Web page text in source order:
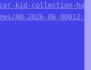
kid-collection-
AN-2026-06-00012-